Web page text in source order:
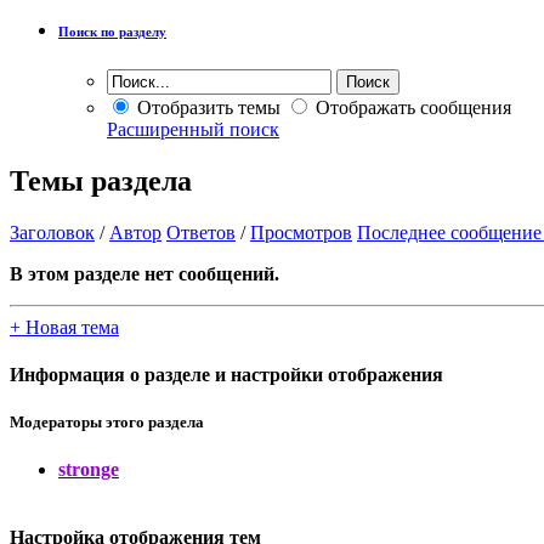
Поиск по разделу
Отобразить темы
Отображать сообщения
Расширенный поиск
Темы раздела
Заголовок / Автор Ответов /Просмотров Последнее сообщение
В этом разделе нет сообщений.
+ Новая тема
Информация о разделе и настройки отображения
Модераторы этого раздела
stronge
Настройка отображения тем